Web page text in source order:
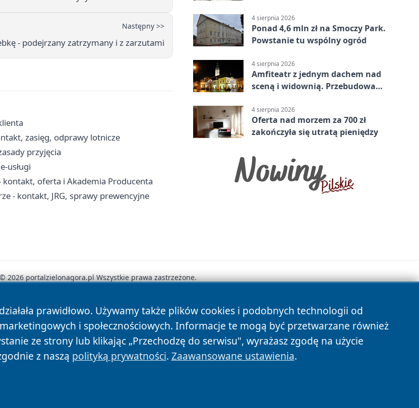
Następny >>
- podejrzany zatrzymany i z zarzutami
zasięg, odprawy lotnicze
przyjęcia
usługi
oferta i Akademia Producenta
- kontakt, JRG, sprawy prewencyjne
4 sierpnia 2026
Ponad 4,6 mln zł na Smoczy Park.
Powstanie tu wspólny ogród
4 sierpnia 2026
Amfiteatr z jednym dachem nad
sceną i widownią. Przebudowa
4 sierpnia 2026
Oferta nad morzem za 700 zł
zakończyła się utratą pieniędzy
prawidłowo. Używamy także plików cookies i podobnych technologii od
i społecznościowych. Informacje te mogą być przetwarzane również
ze strony lub klikając „Przechodzę do serwisu", wyrażasz zgodę na użycie
z naszą polityką prywatności. Zaawansowane ustawienia.
2026 portalzielonagora.pl Wszystkie prawa zastrzeżone.
Polityka Prywatności Polityka Cookies